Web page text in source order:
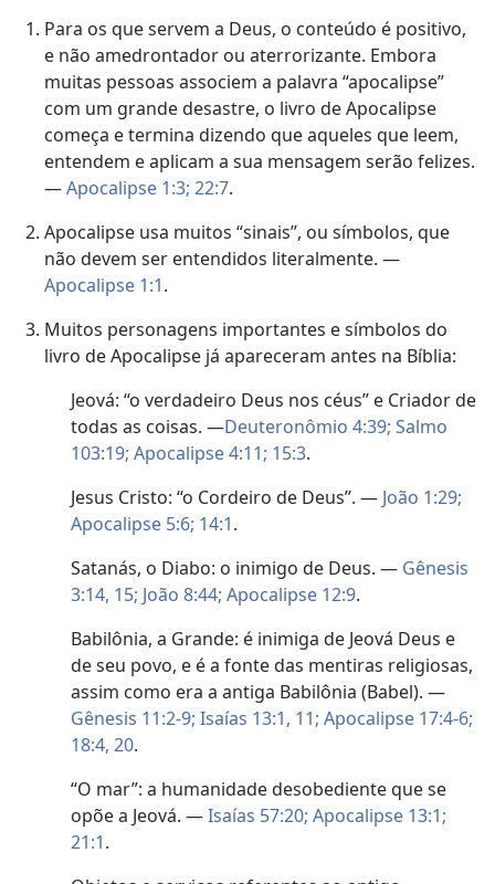
Para os que servem a Deus, o conteúdo é positivo,
e não amedrontador ou aterrorizante. Embora
muitas pessoas associem a palavra “apocalipse”
com um grande desastre, o livro de Apocalipse
começa e termina dizendo que aqueles que leem,
entendem e aplicam a sua mensagem serão felizes.
—Apocalipse 1:3; 22:7.
Apocalipse usa muitos “sinais”, ou símbolos, que
não devem ser entendidos literalmente. —
Apocalipse 1:1.
Muitos personagens importantes e símbolos do
livro de Apocalipse já apareceram antes na Bíblia:
Jeová: “o verdadeiro Deus nos céus” e Criador de
todas as coisas. —Deuteronômio 4:39; Salmo
103:19; Apocalipse 4:11; 15:3.
Jesus Cristo: “o Cordeiro de Deus”. — João 1:29;
Apocalipse 5:6; 14:1.
Satanás, o Diabo: o inimigo de Deus. — Gênesis
3:14, 15; João 8:44; Apocalipse 12:9.
Babilônia, a Grande: é inimiga de Jeová Deus e
de seu povo, e é a fonte das mentiras religiosas,
assim como era a antiga Babilônia (Babel). —
Gênesis 11:2-9; Isaías 13:1, 11; Apocalipse 17:4-6;
18:4, 20.
“O mar”: a humanidade desobediente que se
opõe a Jeová. —Isaías 57:20; Apocalipse 13:1;
21:1.